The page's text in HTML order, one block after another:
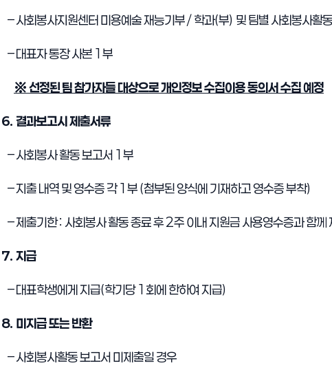
–사회봉사지원센터 미용예술 재능기부/학과(부) 및 팀별 사회봉사활
–대표자 통장 사본 1 부
※ 선정된 팀 참가자들 대상으로 개인정보 수집이용 동의서 수집 예정
6. 결과보고시 제출서류
–사회봉사 활동 보고서 1 부
–지출 내역 및 영수증 각1 부(첨부된 양식에 기재하고 영수증 부착)
–제출기한: 사회봉사 활동 종료 후2주 이내 지원금 사용영수증과 함께
7. 지급
–대표학생에게 지급(학기당1 회에 한하여 지급)
8. 미지급 또는 반환
–사회봉사활동 보고서 미제출일 경우